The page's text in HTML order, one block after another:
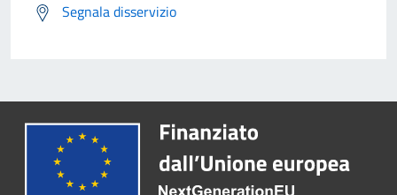
Segnala disservizio